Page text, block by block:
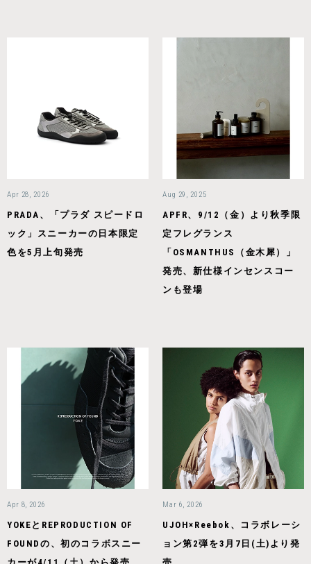
Apr 28, 2026
PRADA、「プラダ スピードロ
ック」スニーカーの日本限定
色を5月上旬発売
Aug 29, 2025
APFR、9/12（金）より秋季限
定フレグランス
「OSMANTHUS（金木犀）」
発売、新仕様インセンスコー
ンも登場
Apr 8, 2026
YOKEとREPRODUCTION OF
FOUNDの、初のコラボスニー
Mar 6, 2026
UJOH×Reebok、コラボレーシ
ョン第2弾を3月7日(土)より発